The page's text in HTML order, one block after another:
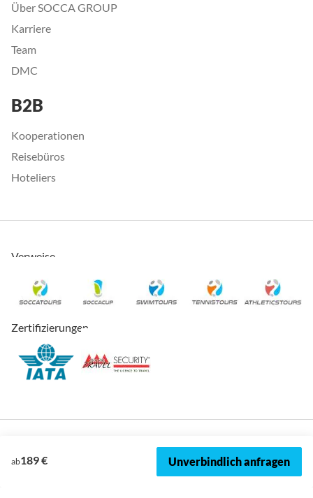
ab189 € Unverbindlich anfragen
Über SOCCA GROUP
Karriere
Team
DMC
B2B
Kooperationen
Reisebüros
Hoteliers
Verweise
Zertifizierungen